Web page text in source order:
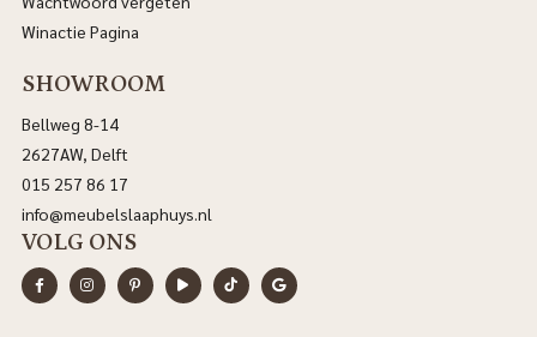
Winactie Pagina
SHOWROOM
Bellweg 8-14
2627AW, Delft
015 257 86 17
info@meubelslaaphuys.nl
VOLG ONS